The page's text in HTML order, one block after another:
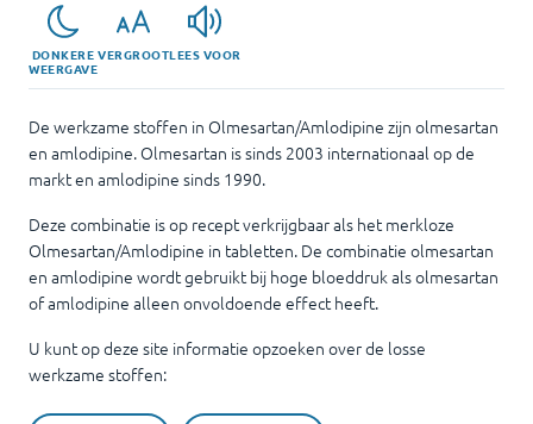
DONKERE
WEERGAVE
VERGROOTLEES VOOR
De werkzame stoffen in Olmesartan/Amlodipine zijn olmesartan
en amlodipine. Olmesartan is sinds 2003 internationaal op de
markt en amlodipine sinds 1990.
Deze combinatie is op recept verkrijgbaar als het merkloze
Olmesartan/Amlodipine in tabletten. De combinatie olmesartan
en amlodipine wordt gebruikt bij hoge bloeddruk als olmesartan
of amlodipine alleen onvoldoende effect heeft.
U kunt op deze site informatie opzoeken over de losse
werkzame stoffen: